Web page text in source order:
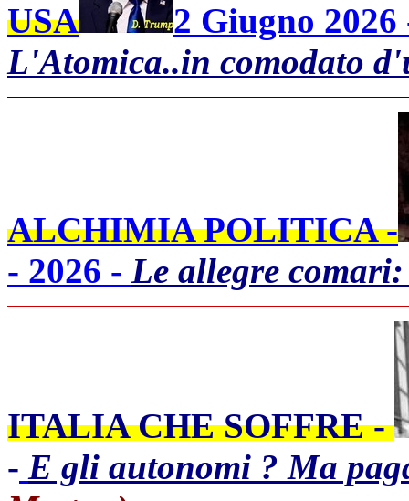
USA
2 Giugno 2026
L'Atomica..in comodato
ALCHIMIA POLITICA -
- 2026 - Le allegre
ITALIA CHE SOFFRE -
- E gli autonomi ? Ma